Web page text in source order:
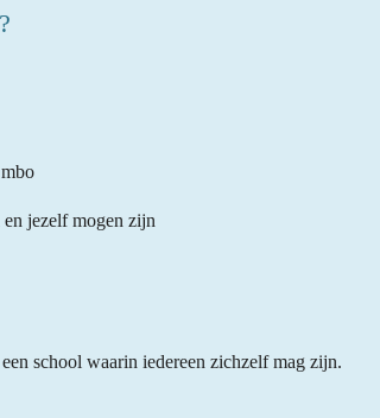
jezelf mogen zijn
school waarin iedereen zichzelf mag zijn.